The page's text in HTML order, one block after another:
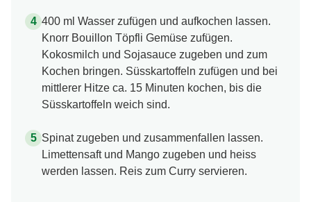
400 ml Wasser zufügen und aufkochen lassen.
Knorr Bouillon Töpfli Gemüse zufügen.
Kokosmilch und Sojasauce zugeben und zum
Kochen bringen. Süsskartoffeln zufügen und bei
mittlerer Hitze ca. 15 Minuten kochen, bis die
Süsskartoffeln weich sind.
Spinat zugeben und zusammenfallen lassen.
Limettensaft und Mango zugeben und heiss
werden lassen. Reis zum Curry servieren.